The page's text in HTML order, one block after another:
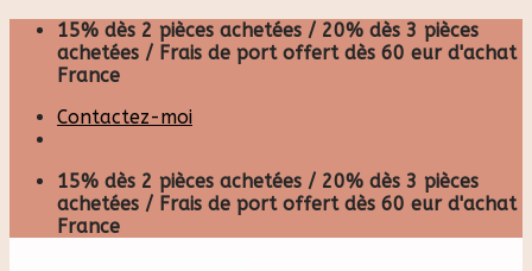
Skip
content
15% dès 2 pièces achetées / 20% dès 3 pièces
achetées / Frais de port offert dès 60 eur d'achat
France
Contactez-moi
15% dès 2 pièces achetées / 20% dès 3 pièces
achetées / Frais de port offert dès 60 eur d'achat
France